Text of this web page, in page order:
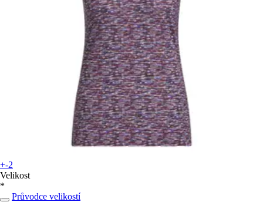
+-2
Velikost
*
Průvodce velikostí